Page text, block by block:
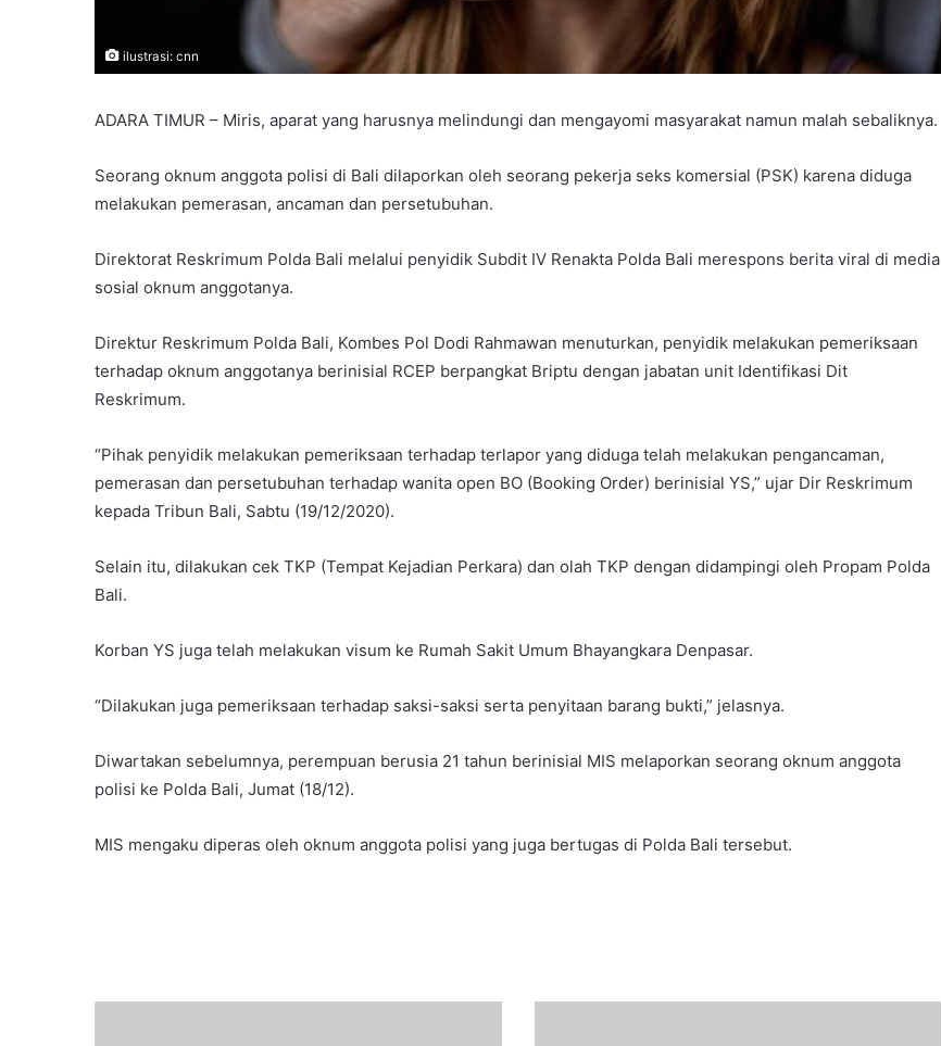
ilustrasi: cnn
ADARA TIMUR – Miris, aparat yang harusnya melindungi dan mengayomi masyarakat namun malah sebaliknya.
Seorang oknum anggota polisi di Bali dilaporkan oleh seorang pekerja seks komersial (PSK) karena diduga
melakukan pemerasan, ancaman dan persetubuhan.
Direktorat Reskrimum Polda Bali melalui penyidik Subdit IV Renakta Polda Bali merespons berita viral di media
sosial oknum anggotanya.
Direktur Reskrimum Polda Bali, Kombes Pol Dodi Rahmawan menuturkan, penyidik melakukan pemeriksaan
terhadap oknum anggotanya berinisial RCEP berpangkat Briptu dengan jabatan unit Identifikasi Dit
Reskrimum.
“Pihak penyidik melakukan pemeriksaan terhadap terlapor yang diduga telah melakukan pengancaman,
pemerasan dan persetubuhan terhadap wanita open BO (Booking Order) berinisial YS,” ujar Dir Reskrimum
kepada Tribun Bali, Sabtu (19/12/2020).
Selain itu, dilakukan cek TKP (Tempat Kejadian Perkara) dan olah TKP dengan didampingi oleh Propam Polda
Bali.
Korban YS juga telah melakukan visum ke Rumah Sakit Umum Bhayangkara Denpasar.
“Dilakukan juga pemeriksaan terhadap saksi-saksi serta penyitaan barang bukti,” jelasnya.
Diwartakan sebelumnya, perempuan berusia 21 tahun berinisial MIS melaporkan seorang oknum anggota
polisi ke Polda Bali, Jumat (18/12).
MIS mengaku diperas oleh oknum anggota polisi yang juga bertugas di Polda Bali tersebut.